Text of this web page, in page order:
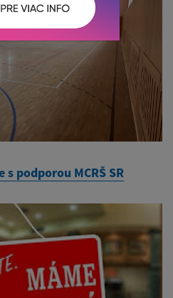
podporou MCRŠ SR